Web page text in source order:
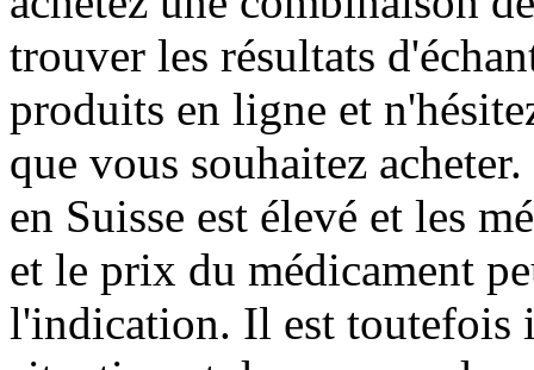
trouver les résultats
produits en ligne et
que vous souhaitez
en Suisse est élevé et les
et le prix du médicament
l'indication. Il est toutefois